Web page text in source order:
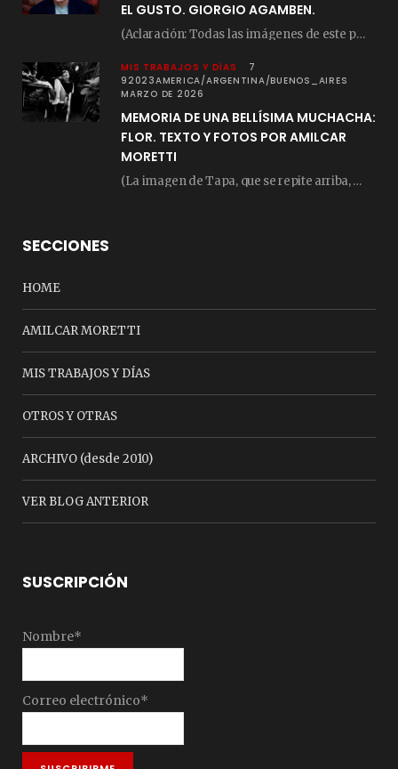
EL GUSTO. GIORGIO AGAMBEN.
(Aclaración: Todas las imágenes de este posteo fueron tomadas de Bloghemia.com, y todos los…
MIS TRABAJOS Y DÍAS
7
92023AMERICA/ARGENTINA/BUENOS_AIRES
MARZO DE 2026
MEMORIA DE UNA BELLÍSIMA MUCHACHA:
FLOR. TEXTO Y FOTOS POR AMILCAR
MORETTI
(La imagen de Tapa, que se repite arriba, fue compuesta por Amilcar Moretti el viernes…
SECCIONES
HOME
AMILCAR MORETTI
MIS TRABAJOS Y DÍAS
OTROS Y OTRAS
ARCHIVO (desde 2010)
VER BLOG ANTERIOR
SUSCRIPCIÓN
Nombre*
Correo electrónico*